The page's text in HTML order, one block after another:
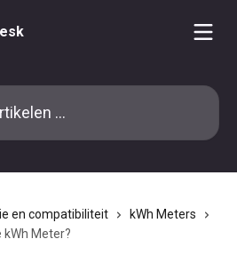
en compatibiliteit
kWh Meters
kWh Meter?